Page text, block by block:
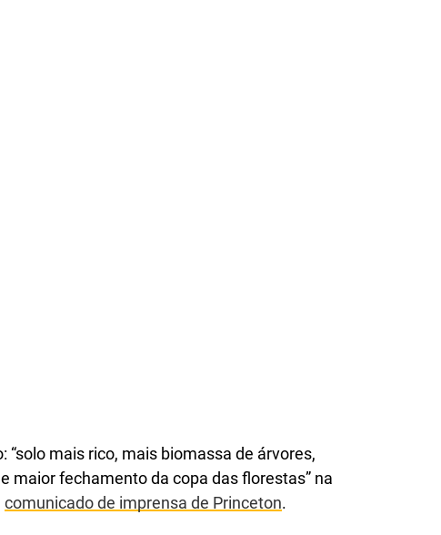
mais rico, mais biomassa de árvores,
maior fechamento da copa das florestas” na
comunicado de imprensa de Princeton.